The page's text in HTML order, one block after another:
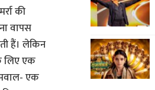
की
वापस
हैं। लेकिन
लिए एक
एक